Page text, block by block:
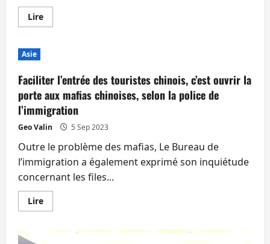
LireEn
savoir
d’hélicoptère
du
milliardaire
thaïlandais
propriétaire
de
Leicester
enfin
connue
Asie
Faciliter l’entrée des touristes chinois, c’est ouvrir la
porte aux mafias chinoises, selon la police de
l’immigration
Geo Valin 5 Sep 2023
Outre le problème des mafias, Le Bureau de
l’immigration a également exprimé son inquiétude
concernant les files...
LireEn
savoir
Faciliter